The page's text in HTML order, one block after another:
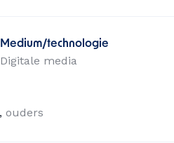
Medium/technologie
Digitale media
ouders